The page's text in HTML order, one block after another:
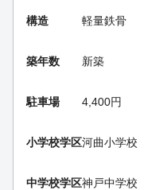
構造 軽量鉄骨
築年数 新築
駐車場 4,400円
小学校学区河曲小学校
中学校学区神戸中学校